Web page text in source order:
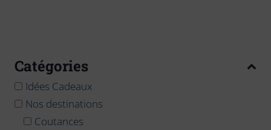
Catégories
Idées Cadeaux
Nos destinations
Coutances